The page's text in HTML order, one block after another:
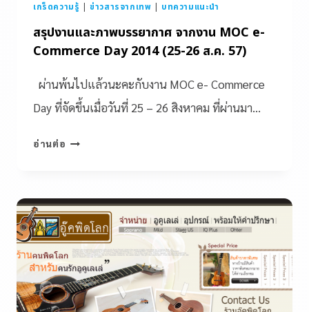
เกร็ดความรู้ |ข่าวสารจากเทพ | บทความแนะนำ
สรุปงานและภาพบรรยากาศ จากงาน MOC e-
Commerce Day 2014 (25-26 ส.ค. 57)
ผ่านพ้นไปแล้วนะคะกับงาน MOC e- Commerce
Day ที่จัดขึ้นเมื่อวันที่ 25 – 26 สิงหาคม ที่ผ่านมา…
อ่านต่อ